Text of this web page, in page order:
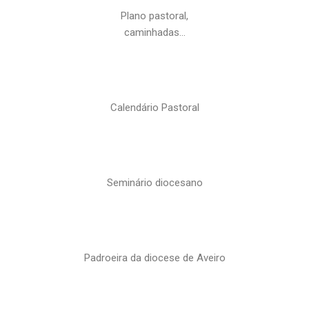
Plano pastoral,
caminhadas…
Calendário Pastoral
Seminário diocesano
Padroeira da diocese de Aveiro